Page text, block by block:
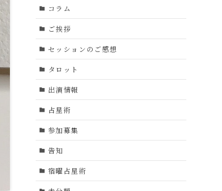
コラム
ご挨拶
セッションのご感想
タロット
出演情報
占星術
参加募集
告知
宿曜占星術